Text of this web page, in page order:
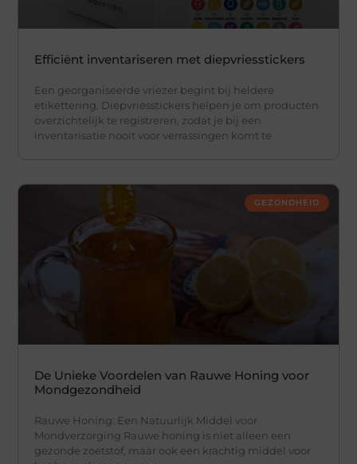
Efficiënt inventariseren met diepvriesstickers
Een georganiseerde vriezer begint bij heldere
etikettering. Diepvriesstickers helpen je om producten
overzichtelijk te registreren, zodat je bij een
inventarisatie nooit voor verrassingen komt te
GEZONDHEID
De Unieke Voordelen van Rauwe Honing voor
Mondgezondheid
Rauwe Honing: Een Natuurlijk Middel voor
Mondverzorging Rauwe honing is niet alleen een
gezonde zoetstof, maar ook een krachtig middel voor